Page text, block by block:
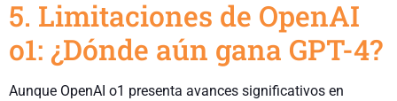
5. Limitaciones de OpenAI
o1: ¿Dónde aún gana GPT-4?
Aunque OpenAI o1 presenta avances significativos en